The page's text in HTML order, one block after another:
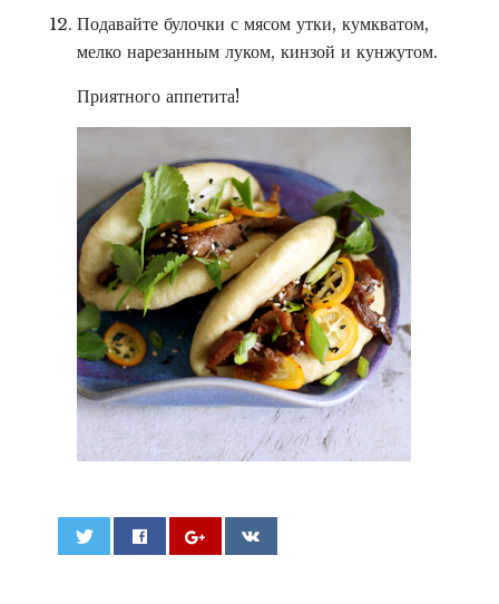
Подавайте булочки с мясом утки, кумкватом,
мелко нарезанным луком, кинзой и кунжутом.
Приятного аппетита!